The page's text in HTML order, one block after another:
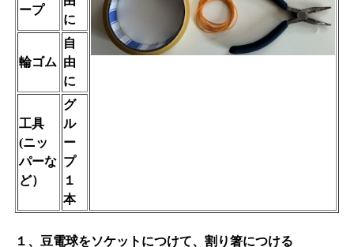
ープ
に
輪ゴム
自
由
に
工具
(ニッ
パーな
ど）
グ
ル
ー
プ
１
本
１、豆電球をソケットにつけて、割り箸につける